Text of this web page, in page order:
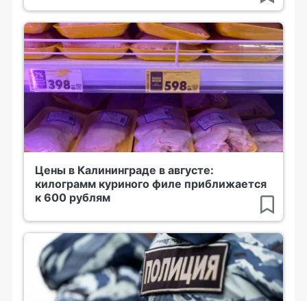
Цены в Калининграде в августе:
килограмм куриного филе приближается
к 600 рублям